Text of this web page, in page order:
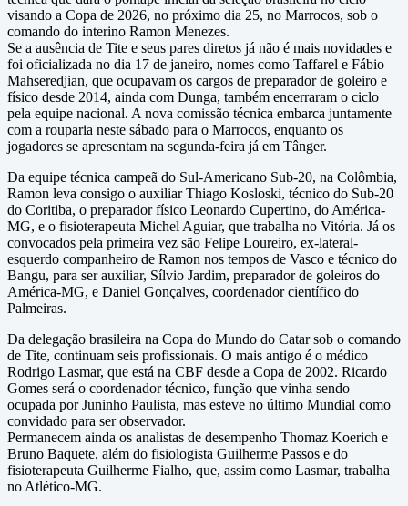
visando a Copa de 2026, no próximo dia 25, no Marrocos, sob o
comando do interino Ramon Menezes.
Se a ausência de Tite e seus pares diretos já não é mais novidades e
foi oficializada no dia 17 de janeiro, nomes como Taffarel e Fábio
Mahseredjian, que ocupavam os cargos de preparador de goleiro e
físico desde 2014, ainda com Dunga, também encerraram o ciclo
pela equipe nacional. A nova comissão técnica embarca juntamente
com a rouparia neste sábado para o Marrocos, enquanto os
jogadores se apresentam na segunda-feira já em Tânger.
Da equipe técnica campeã do Sul-Americano Sub-20, na Colômbia,
Ramon leva consigo o auxiliar Thiago Kosloski, técnico do Sub-20
do Coritiba, o preparador físico Leonardo Cupertino, do América-
MG, e o fisioterapeuta Michel Aguiar, que trabalha no Vitória. Já os
convocados pela primeira vez são Felipe Loureiro, ex-lateral-
esquerdo companheiro de Ramon nos tempos de Vasco e técnico do
Bangu, para ser auxiliar, Sílvio Jardim, preparador de goleiros do
América-MG, e Daniel Gonçalves, coordenador científico do
Palmeiras.
Da delegação brasileira na Copa do Mundo do Catar sob o comando
de Tite, continuam seis profissionais. O mais antigo é o médico
Rodrigo Lasmar, que está na CBF desde a Copa de 2002. Ricardo
Gomes será o coordenador técnico, função que vinha sendo
ocupada por Juninho Paulista, mas esteve no último Mundial como
convidado para ser observador.
Permanecem ainda os analistas de desempenho Thomaz Koerich e
Bruno Baquete, além do fisiologista Guilherme Passos e do
fisioterapeuta Guilherme Fialho, que, assim como Lasmar, trabalha
no Atlético-MG.